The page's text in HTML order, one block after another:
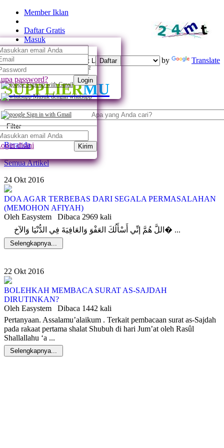
Member Iklan
Daftar Gratis
Daftar
Daftar dengan whatsapp
Sign up with Gmail
Masuk
password? Login
Masuk dengan whatsapp
Sign in with Gmail
disini Kirim
Powered by Translate
SUPPLIERMU
Filter
Beranda
Semua Artikel
24 Okt 2016
DOA AGAR TERBEBAS DARI SEGALA PERMASALAHAN
(MEMOHON AFIYAH)
Oleh Easystem Dibaca 2969 kali
اللَّ هُمَّ إنِّي أَسْأَلُكَ العَفْوَ وَالعَافِيَةَ فِي الدُّنْيَا وَالآخ� ...
Selengkapnya...
22 Okt 2016
BOLEHKAH MEMBACA SURAT AS-SAJDAH
DIRUTINKAN?
Oleh Easystem Dibaca 1442 kali
Pertanyaan. Assalamu’alaikum . Terkait pembacaan surat as-Sajdah
pada rakaat pertama shalat Shubuh di hari Jum’at oleh Rasûl
Shallallahu ‘a ...
Selengkapnya...